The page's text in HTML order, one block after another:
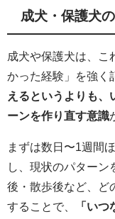
成犬・保護犬
成犬や保護犬は、こ
かった経験」を強く
えるというよりも、
ーンを作り直す意識
まずは数日〜1週間
し、現状のパターン
後・散歩後など、ど
することで、
「いつ